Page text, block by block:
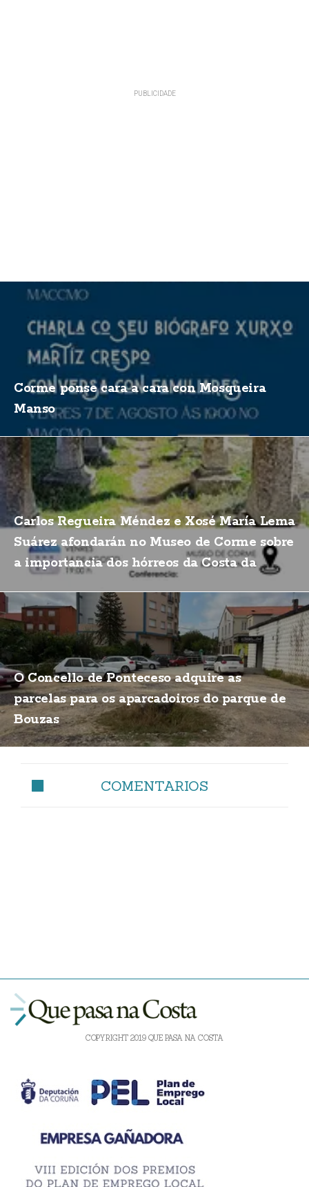
Corme ponse cara a cara con Mosqueira
Manso
Carlos Regueira Méndez e Xosé María Lema
Suárez afondarán no Museo de Corme sobre
a importancia dos hórreos da Costa da
O Concello de Ponteceso adquire as
parcelas para os aparcadoiros do parque de
Bouzas
COMENTARIOS
COPYRIGHT 2019 QUE PASA NA COSTA